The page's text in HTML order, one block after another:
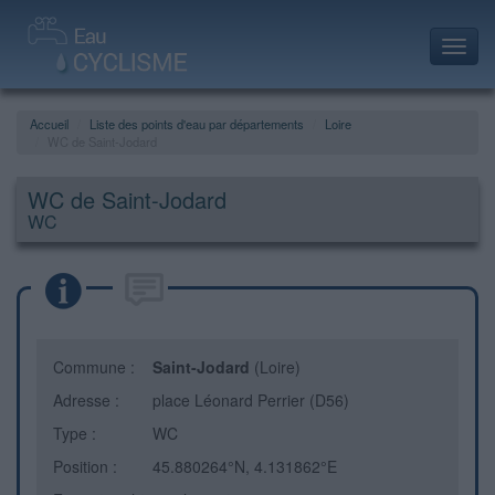
Accueil Liste des points d'eau par départements
Loire
WC de Saint-Jodard
WC
Commune : Saint-Jodard (Loire)
Adresse :
place Léonard Perrier (D56)
Type :
WC
Position :
45.880264°N, 4.131862°E